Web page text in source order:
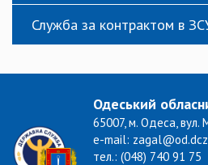
Служба за контрактом в
Одеський
65007, м. Одеса, вул.
e-mail:
тел.: (048) 740 91 75